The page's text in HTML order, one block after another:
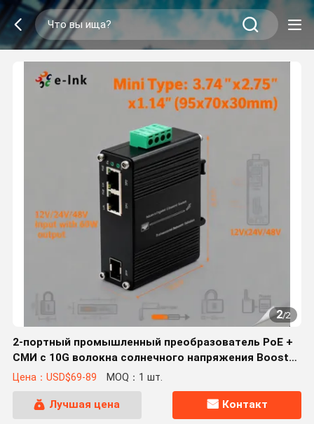
2/2
2-портный промышленный преобразователь PoE +
СМИ с 10G волокна солнечного напряжения Booster
поддерживает 12-48V вход обеспечивает 60W PoE +
мощность для требовательных сетей
Цена：USD$69-89 MOQ：1 шт.
Лучшая цена Контакт